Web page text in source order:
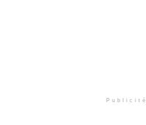
Publicité